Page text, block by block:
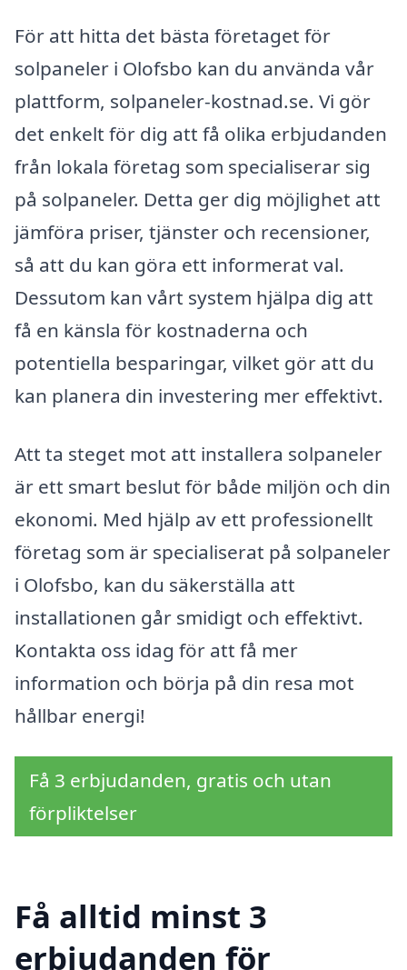
För att hitta det bästa företaget för
solpaneler i Olofsbo kan du använda vår
plattform, solpaneler-kostnad.se. Vi gör
det enkelt för dig att få olika erbjudanden
från lokala företag som specialiserar sig
på solpaneler. Detta ger dig möjlighet att
jämföra priser, tjänster och recensioner,
så att du kan göra ett informerat val.
Dessutom kan vårt system hjälpa dig att
få en känsla för kostnaderna och
potentiella besparingar, vilket gör att du
kan planera din investering mer effektivt.
Att ta steget mot att installera solpaneler
är ett smart beslut för både miljön och din
ekonomi. Med hjälp av ett professionellt
företag som är specialiserat på solpaneler
i Olofsbo, kan du säkerställa att
installationen går smidigt och effektivt.
Kontakta oss idag för att få mer
information och börja på din resa mot
hållbar energi!
Få 3 erbjudanden, gratis och utan
förpliktelser
Få alltid minst 3
erbjudanden för